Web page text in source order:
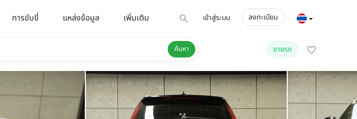
การขับขี่ แหล่งข้อมูล เพิ่มเติม เข้าสู่ระบบ ลงทะเบียน
ขายรถ
ค้นหา